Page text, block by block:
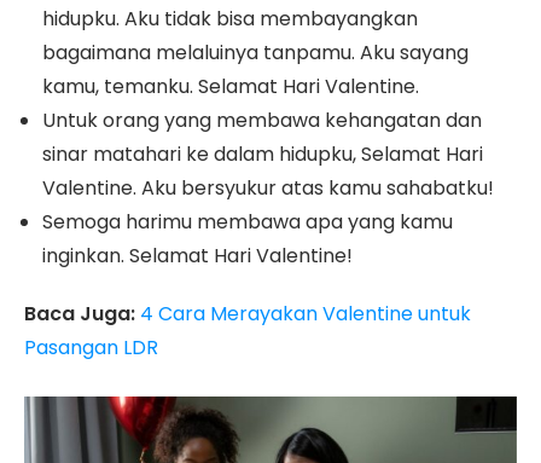
hidupku. Aku tidak bisa membayangkan
bagaimana melaluinya tanpamu. Aku sayang
kamu, temanku. Selamat Hari Valentine.
Untuk orang yang membawa kehangatan dan
sinar matahari ke dalam hidupku, Selamat Hari
Valentine. Aku bersyukur atas kamu sahabatku!
Semoga harimu membawa apa yang kamu
inginkan. Selamat Hari Valentine!
Baca Juga: 4 Cara Merayakan Valentine untuk
Pasangan LDR